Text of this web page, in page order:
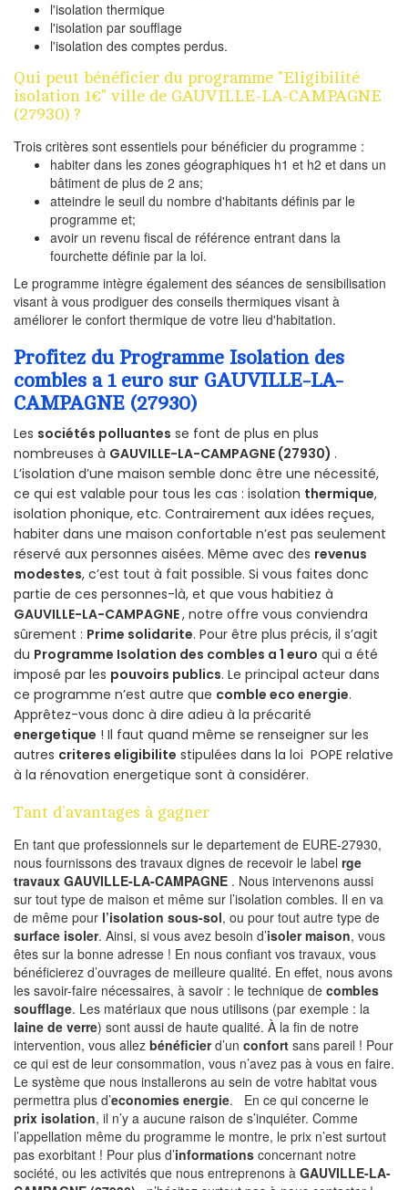
l'isolation thermique
l'isolation par soufflage
l'isolation des comptes perdus.
Qui peut bénéficier du programme "Eligibilité
isolation 1€" ville de GAUVILLE-LA-CAMPAGNE
(27930) ?
Trois critères sont essentiels pour bénéficier du programme :
habiter dans les zones géographiques h1 et h2 et dans un
bâtiment de plus de 2 ans;
atteindre le seuil du nombre d'habitants définis par le
programme et;
avoir un revenu fiscal de référence entrant dans la
fourchette définie par la loi.
Le programme intègre également des séances de sensibilisation
visant à vous prodiguer des conseils thermiques visant à
améliorer le confort thermique de votre lieu d'habitation.
Profitez du Programme Isolation des
combles a 1 euro sur GAUVILLE-LA-
CAMPAGNE (27930)
Les sociétés polluantes se font de plus en plus
nombreuses à GAUVILLE-LA-CAMPAGNE (27930) .
L’isolation d’une maison semble donc être une nécessité,
ce qui est valable pour tous les cas : isolation thermique,
isolation phonique, etc. Contrairement aux idées reçues,
habiter dans une maison confortable n’est pas seulement
réservé aux personnes aisées. Même avec des revenus
modestes, c’est tout à fait possible. Si vous faites donc
partie de ces personnes-là, et que vous habitiez à
GAUVILLE-LA-CAMPAGNE, notre offre vous conviendra
sûrement : Prime solidarite. Pour être plus précis, il s’agit
du Programme Isolation des combles a 1 euro qui a été
imposé par les pouvoirs publics. Le principal acteur dans
ce programme n’est autre que comble eco energie.
Apprêtez-vous donc à dire adieu à la précarité
energetique ! Il faut quand même se renseigner sur les
autres criteres eligibilite stipulées dans la loi POPE relative
à la rénovation energetique sont à considérer.
Tant d’avantages à gagner
En tant que professionnels sur le departement de EURE-27930,
nous fournissons des travaux dignes de recevoir le label rge
travaux GAUVILLE-LA-CAMPAGNE . Nous intervenons aussi
sur tout type de maison et même sur l’isolation combles. Il en va
de même pour l’isolation sous-sol, ou pour tout autre type de
surface isoler. Ainsi, si vous avez besoin d’isoler maison, vous
êtes sur la bonne adresse ! En nous confiant vos travaux, vous
bénéficierez d’ouvrages de meilleure qualité. En effet, nous avons
les savoir-faire nécessaires, à savoir : le technique de combles
soufflage. Les matériaux que nous utilisons (par exemple : la
laine de verre) sont aussi de haute qualité. À la fin de notre
intervention, vous allez bénéficierd’un confort sans pareil ! Pour
ce qui est de leur consommation, vous n’avez pas à vous en faire.
Le système que nous installerons au sein de votre habitat vous
permettra plus d’economies energie. En ce qui concerne le
prix isolation, il n’y a aucune raison de s’inquiéter. Comme
l’appellation même du programme le montre, le prix n’est surtout
pas exorbitant ! Pour plus d’informations concernant notre
société, ou les activités que nous entreprenons à GAUVILLE-LA-